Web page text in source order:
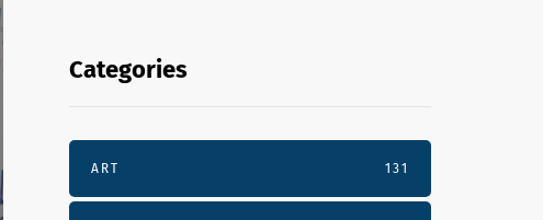
Categories
ART 131